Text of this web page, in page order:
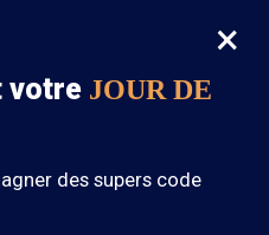
0
avec le code « BOHEME15 »
×
votre JOUR DE
des supers code